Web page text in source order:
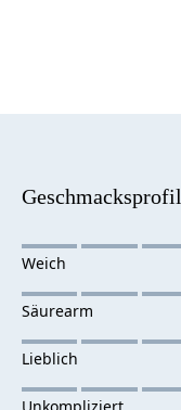
Geschmacksprofil